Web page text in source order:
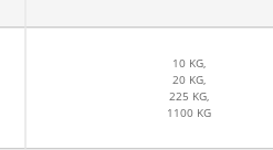
10 KG,
20 KG,
225 KG,
1100 KG